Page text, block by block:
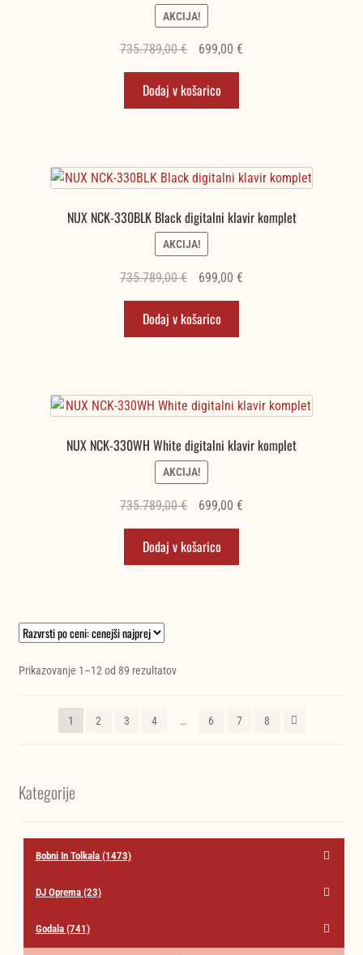
AKCIJA!
735.789,00€
Izvirna
cena
je
bila:
699,00 €Trenutna
Dodaj v košarico
NUX NCK-330BLK Black digitalni klavir komplet
AKCIJA!
735.789,00€
Izvirna
je
bila:
699,00 €Trenutna
Dodaj v košarico
NUX NCK-330WH White digitalni klavir komplet
AKCIJA!
735.789,00€
Izvirna
cena
je
bila:
699,00 €Trenutna
Dodaj v košarico
Prikazovanje 1–12 od 89 rezultatovRazvrščeno
od
1 2 3 4 … 6 7 8
Kategorije
Bobni In Tolkala (1473)
DJ Oprema (23)
Godala (741)